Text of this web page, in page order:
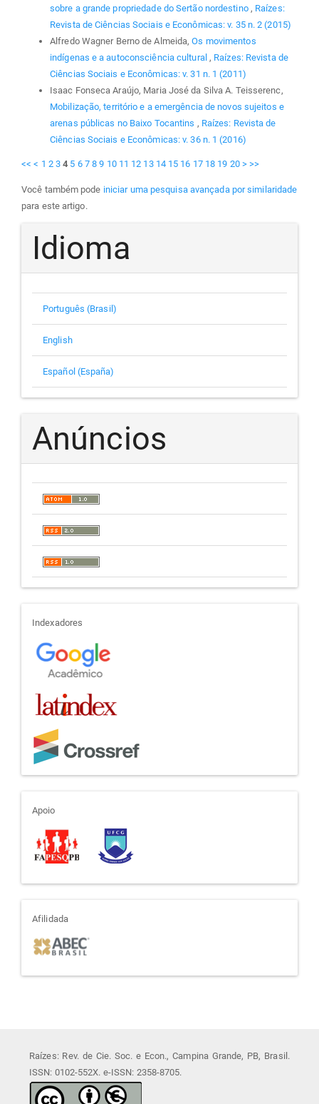
sobre a grande propriedade do Sertão nordestino , Raízes:
Revista de Ciências Sociais e Econômicas: v. 35 n. 2 (2015)
Alfredo Wagner Berno de Almeida,Os movimentos
indígenas e a autoconsciência cultural , Raízes: Revista de
Ciências Sociais e Econômicas: v. 31 n. 1 (2011)
Isaac Fonseca Araújo, Maria José da Silva A. Teisserenc,
Mobilização, território e a emergência de novos sujeitos e
arenas públicas no Baixo Tocantins , Raízes: Revista de
Ciências Sociais e Econômicas: v. 36 n. 1 (2016)
<< < 1 2 3 4 5 6 7 8 9 10 11 12 13 14 15 16 17 18 19 20 > >>
Você também pode iniciar uma pesquisa avançada por similaridade
para este artigo.
Idioma
Português (Brasil)
English
Español (España)
Anúncios
indexadores
Indexadores
apoio
Apoio
afiliada
Afilidada
Raízes: Rev. de Cie. Soc. e Econ., Campina Grande, PB, Brasil.
ISSN: 0102-552X. e-ISSN: 2358-8705.